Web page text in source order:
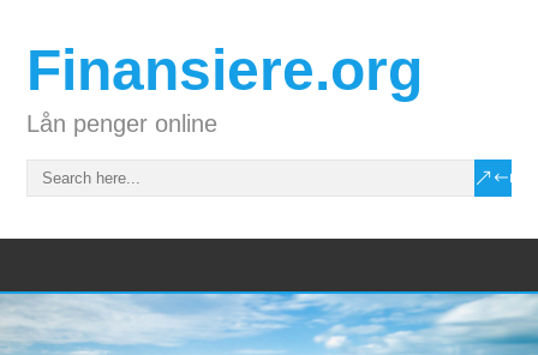
Finansiere.org
Lån penger online